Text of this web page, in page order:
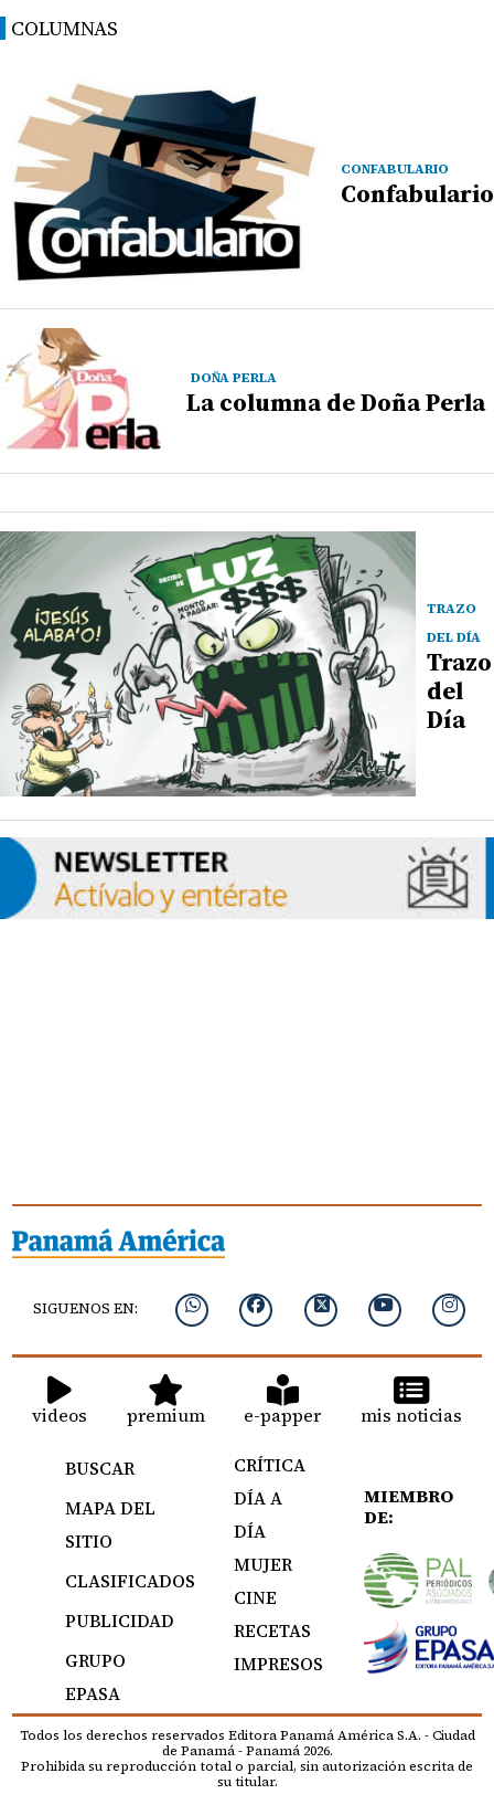
COLUMNAS
CONFABULARIO
Confabulario
DOÑA PERLA
La columna de Doña Perla
TRAZO
DEL DÍA
Trazo
del
Día
SIGUENOS EN:
videos premium e-papper mis noticias
BUSCAR
MAPA DEL
SITIO
CLASIFICADOS
PUBLICIDAD
GRUPO
EPASA
CRÍTICA
DÍA A
DÍA
MUJER
CINE
RECETAS
IMPRESOS
MIEMBRO
DE:
Todos los derechos reservados Editora Panamá América S.A. - Ciudad
de Panamá - Panamá 2026.
Prohibida su reproducción total o parcial, sin autorización escrita de
su titular.